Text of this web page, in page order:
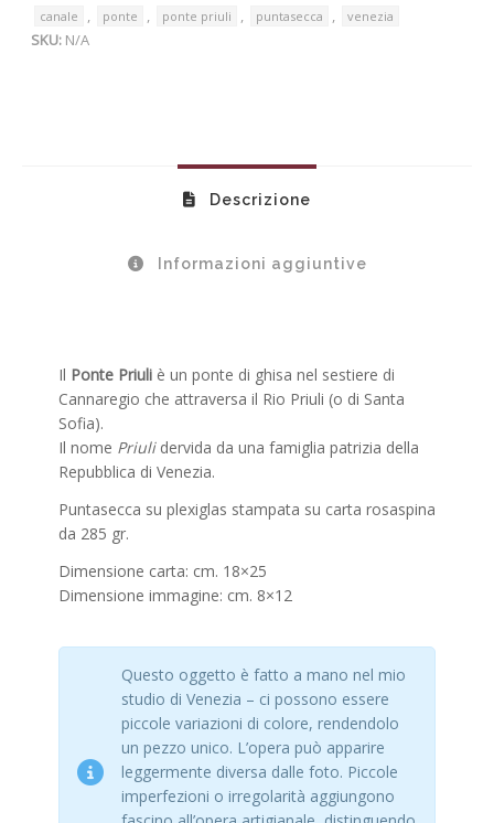
canale , ponte , ponte priuli , puntasecca , venezia
SKU: N/A
Descrizione
Informazioni aggiuntive
Il Ponte Priuliè un ponte di ghisa nel sestiere di
Cannaregio che attraversa il Rio Priuli (o di Santa
Sofia).
Il nome Priulidervida da una famiglia patrizia della
Repubblica di Venezia.
Puntasecca su plexiglas stampata su carta rosaspina
da 285 gr.
Dimensione carta: cm. 18×25
Dimensione immagine: cm. 8×12
Questo oggetto è fatto a mano nel mio
studio di Venezia – ci possono essere
piccole variazioni di colore, rendendolo
un pezzo unico. L’opera può apparire
leggermente diversa dalle foto. Piccole
imperfezioni o irregolarità aggiungono